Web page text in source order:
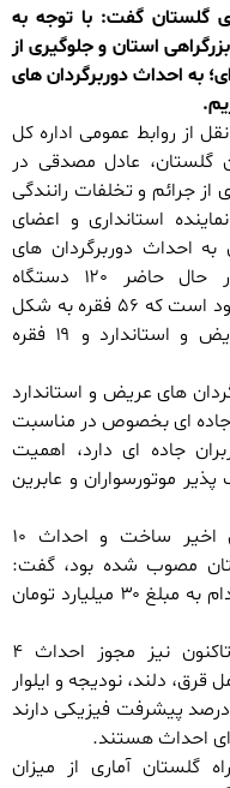
گلستان گفت: با توجه به
استان و جلوگیری از
به احداث دوربرگردان های
از روابط عمومی اداره کل
گلستان، عادل مصدقی در
جرائم و تخلفات رانندگی
استانداری و اعضای
به احداث دوربرگردان های
عریض و استاندارد، اظهارداشت: در حال حاضر ۱۲۰ دستگاه
دوربرگردان در سطح راههای استان موجود است که ۵۶ فقره به شکل
نوک منقاری، ۴۵ فقره دوربرگردان عریض و استاندارد و ۱۹ فقره
های عریض و استاندارد
ای بخصوص در مناسبت
جاده ای دارد، اهمیت
موتورسواران و عابرین
مصدقی با بیان اینکه طی چند سال اخیر ساخت و احداث ۱۰
مصوب شده بود، گفت:
تمامی آنها با برآورد به روز اعتباری هر کدام به مبلغ ۳۰ میلیارد تومان
مصدقی ادامه داد: از سال گذشته تاکنون نیز مجوز احداث ۴
دلند، نودیجه و ایلوار
در استان گرفته شده که قرق و دلند ۷۰ درصد پیشرفت فیزیکی دارند
احداث هستند.
گلستان آماری از میزان